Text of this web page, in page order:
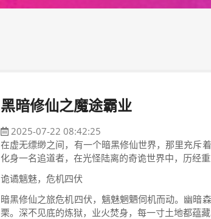
黑暗修仙之魔途霸业
2025-07-22 08:42:25
在虚无缥缈之间，有一个暗黑修仙世界，那里充斥
化身一名追道者，在光怪陆离的奇诡世界中，历经重
诡谲魑魅，危机四伏
暗黑修仙之旅危机四伏，魑魅魍魉伺机而动。幽暗
栗。深不见底的炼狱，业火焚身，每一寸土地都蕴